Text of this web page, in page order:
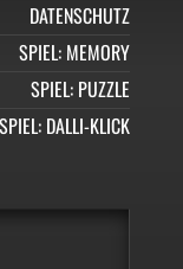
DATENSCHUTZ
SPIEL: MEMORY
SPIEL: PUZZLE
SPIEL: DALLI-KLICK